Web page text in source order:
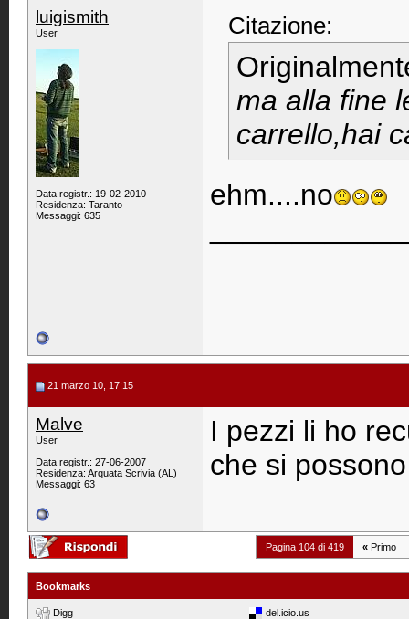
luigismith
User
Data registr.: 19-02-2010
Residenza: Taranto
Messaggi: 635
Citazione:
ma alla fine
carrello,hai
ehm....no
21 marzo 10, 17:15
Malve
User
Data registr.: 27-06-2007
Residenza: Arquata Scrivia (AL)
Messaggi: 63
I pezzi li ho
che si
Pagina 104 di 419 « Primo
Bookmarks
Digg del.icio.us